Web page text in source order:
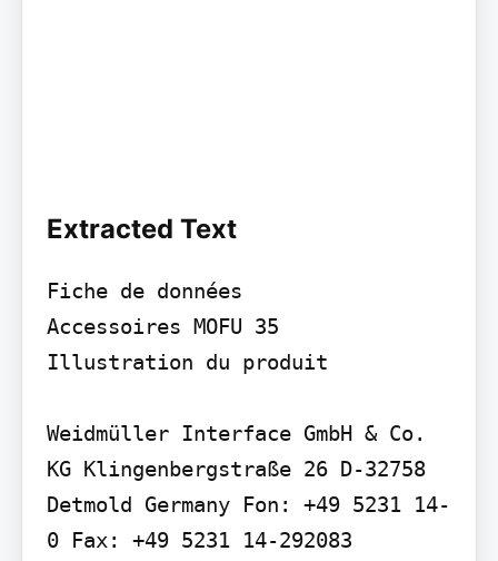
Extracted Text
Fiche de données
Accessoires MOFU 35
Illustration du produit
Weidmüller Interface GmbH & Co.
KG Klingenbergstraße 26 D-32758
Detmold Germany Fon: +49 5231 14-
0 Fax: +49 5231 14-292083